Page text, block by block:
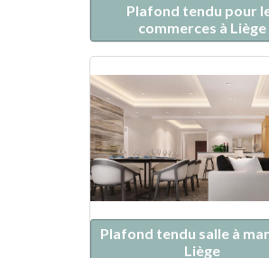
Plafond tendu pour
commerces à Liège
Plafond tendu salle à
Liège